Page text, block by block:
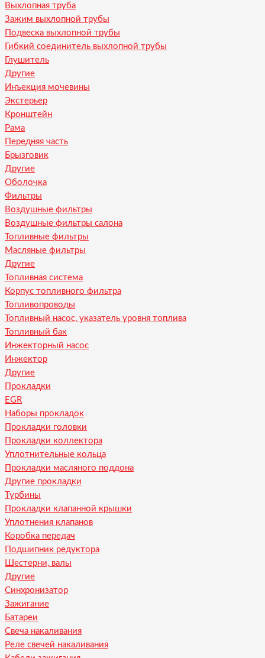
Выхлопная труба
Зажим выхлопной трубы
Подвеска выхлопной трубы
Гибкий соединитель выхлопной трубы
Глушитель
Другие
Инъекция мочевины
Экстерьер
Кронштейн
Рама
Передняя часть
Брызговик
Другие
Оболочка
Фильтры
Воздушные фильтры
Воздушные фильтры салона
Топливные фильтры
Масляные фильтры
Другие
Топливная система
Корпус топливного фильтра
Топливопроводы
Топливный насос, указатель уровня топлива
Топливный бак
Инжекторный насос
Инжектор
Другие
Прокладки
EGR
Наборы прокладок
Прокладки головки
Прокладки коллектора
Уплотнительные кольца
Прокладки масляного поддона
Другие прокладки
Турбины
Прокладки клапанной крышки
Уплотнения клапанов
Коробка передач
Подшипник редуктора
Шестерни, валы
Другие
Синхронизатор
Зажигание
Батареи
Свеча накаливания
Реле свечей накаливания